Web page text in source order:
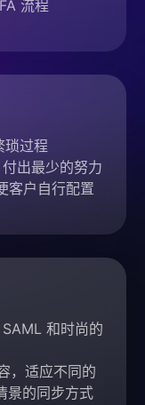
流程
琐过程
出最少的努力
客户自行配置
和时尚的
，适应不同的
景的同步方式